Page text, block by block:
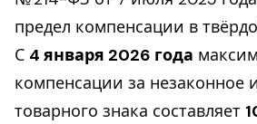
предел компенсации в
С 4 января 2026 года
компенсации за незаконное
товарного знака составляет